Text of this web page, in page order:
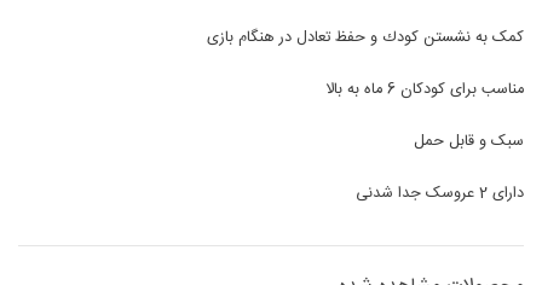
کمک به نشستن كودك و حفظ تعادل در هنگام بازی
مناسب برای کودکان 6 ماه به بالا
سبک و قابل حمل
دارای 2 عروسک جدا شدنی